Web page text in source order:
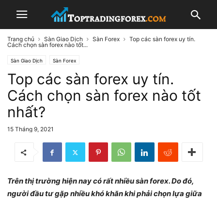
Trang chủ Sàn Giao Dịch Sàn Forex
Top các sàn forex uy tín.
Cách chọn sàn forex nào tốt...
Sàn Giao Dịch Sàn Forex
Top các sàn forex uy tín.
Cách chọn sàn forex nào tốt
nhất?
15 Tháng 9, 2021
Trên thị trường hiện nay có rất nhiều sàn forex. Do đó,
người đầu tư gặp nhiều khó khăn khi phải chọn lựa giữa